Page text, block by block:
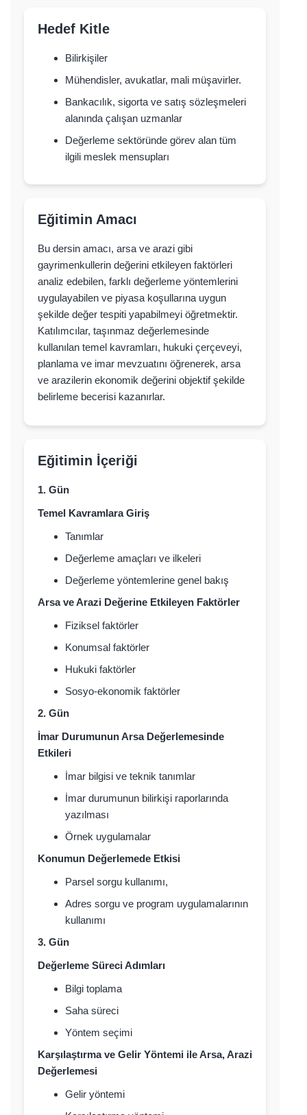
Hedef Kitle
Bilirkişiler
Mühendisler, avukatlar, mali müşavirler.
Bankacılık, sigorta ve satış sözleşmeleri
alanında çalışan uzmanlar
Değerleme sektöründe görev alan tüm
ilgili meslek mensupları
Eğitimin Amacı
Bu dersin amacı, arsa ve arazi gibi
gayrimenkullerin değerini etkileyen faktörleri
analiz edebilen, farklı değerleme yöntemlerini
uygulayabilen ve piyasa koşullarına uygun
şekilde değer tespiti yapabilmeyi öğretmektir.
Katılımcılar, taşınmaz değerlemesinde
kullanılan temel kavramları, hukuki çerçeveyi,
planlama ve imar mevzuatını öğrenerek, arsa
ve arazilerin ekonomik değerini objektif şekilde
belirleme becerisi kazanırlar.
Eğitimin İçeriği
1. Gün
Temel Kavramlara Giriş
Tanımlar
Değerleme amaçları ve ilkeleri
Değerleme yöntemlerine genel bakış
Arsa ve Arazi Değerine Etkileyen Faktörler
Fiziksel faktörler
Konumsal faktörler
Hukuki faktörler
Sosyo-ekonomik faktörler
2. Gün
İmar Durumunun Arsa Değerlemesinde
Etkileri
İmar bilgisi ve teknik tanımlar
İmar durumunun bilirkişi raporlarında
yazılması
Örnek uygulamalar
Konumun Değerlemede Etkisi
Parsel sorgu kullanımı,
Adres sorgu ve program uygulamalarının
kullanımı
3. Gün
Değerleme Süreci Adımları
Bilgi toplama
Saha süreci
Yöntem seçimi
Karşılaştırma ve Gelir Yöntemi ile Arsa, Arazi
Değerlemesi
Gelir yöntemi